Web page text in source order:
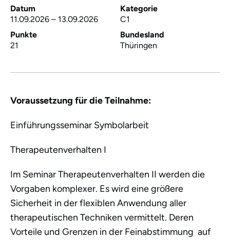
der
Psychotherapie
Datum
11.09.2026 – 13.09.2026
Kategorie
C1
Punkte
21
Bundesland
Thüringen
Voraussetzung für die Teilnahme:
Einführungsseminar Symbolarbeit
Therapeutenverhalten I
Im Seminar Therapeutenverhalten II werden die
Vorgaben komplexer. Es wird eine größere
Sicherheit in der flexiblen Anwendung aller
therapeutischen Techniken vermittelt. Deren
Vorteile und Grenzen in der Feinabstimmung auf